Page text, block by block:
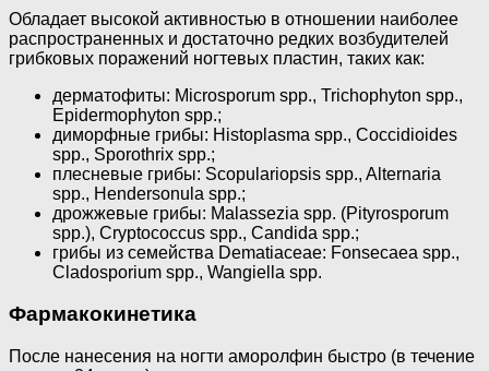
Обладает высокой активностью в отношении наиболее
распространенных и достаточно редких возбудителей
грибковых поражений ногтевых пластин, таких как:
дерматофиты: Microsporum spp., Trichophyton spp.,
Epidermophyton spp.;
диморфные грибы: Histoplasma spp., Coccidioides
spp., Sporothrix spp.;
плесневые грибы: Scopulariopsis spp., Alternaria
spp., Hendersonula spp.;
дрожжевые грибы: Malassezia spp. (Pityrosporum
spp.), Cryptococcus spp., Candida spp.;
грибы из семейства Dematiaceae: Fonsecaea spp.,
Cladosporium spp., Wangiella spp.
Фармакокинетика
После нанесения на ногти аморолфин быстро (в течение